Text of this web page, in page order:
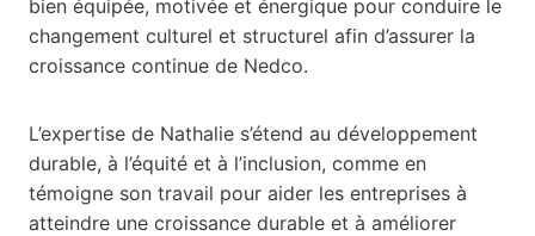
bien équipée, motivée et énergique pour conduire le
changement culturel et structurel afin d’assurer la
croissance continue de Nedco.
L’expertise de Nathalie s’étend au développement
durable, à l’équité et à l’inclusion, comme en
témoigne son travail pour aider les entreprises à
atteindre une croissance durable et à améliorer